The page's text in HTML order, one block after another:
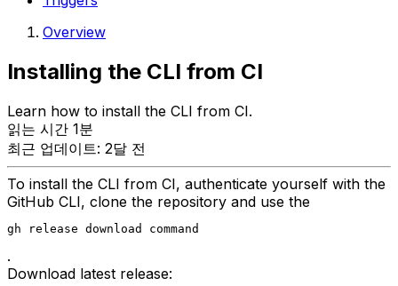
Overview
Installing the CLI from CI
Learn how to install the CLI from CI.
읽는 시간 1분
최근 업데이트: 2달 전
To install the CLI from CI, authenticate yourself with the
GitHub CLI, clone the repository and use the
gh release download command
.
Download latest release: